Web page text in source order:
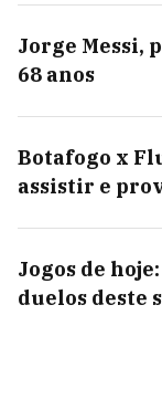
Jorge Messi,
68 anos
Botafogo x
assistir e
Jogos de
duelos deste